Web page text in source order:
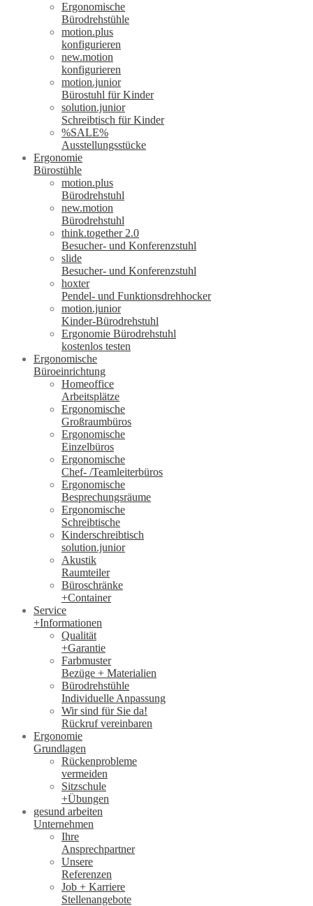
Ergonomische
Bürodrehstühle
motion.plus
konfigurieren
new.motion
konfigurieren
motion.junior
Bürostuhl für Kinder
solution.junior
Schreibtisch für Kinder
%SALE%
Ausstellungsstücke
Ergonomie
Bürostühle
motion.plus
Bürodrehstuhl
new.motion
Bürodrehstuhl
think.together 2.0
Besucher- und Konferenzstuhl
slide
Besucher- und Konferenzstuhl
hoxter
Pendel- und Funktionsdrehhocker
motion.junior
Kinder-Bürodrehstuhl
Ergonomie Bürodrehstuhl
kostenlos testen
Ergonomische
Büroeinrichtung
Homeoffice
Arbeitsplätze
Ergonomische
Großraumbüros
Ergonomische
Einzelbüros
Ergonomische
Chef- /Teamleiterbüros
Ergonomische
Besprechungsräume
Ergonomische
Schreibtische
Kinderschreibtisch
solution.junior
Akustik
Raumteiler
Büroschränke
+Container
Service
+Informationen
Qualität
+Garantie
Farbmuster
Bezüge + Materialien
Bürodrehstühle
Individuelle Anpassung
Wir sind für Sie da!
Rückruf vereinbaren
Ergonomie
Grundlagen
Rückenprobleme
vermeiden
Sitzschule
+Übungen
gesund arbeiten
Unternehmen
Ihre
Ansprechpartner
Unsere
Referenzen
Job + Karriere
Stellenangebote